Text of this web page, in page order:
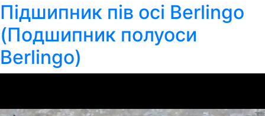
Підшипник пів осі Berlingo
(Подшипник полуоси
Berlingo)